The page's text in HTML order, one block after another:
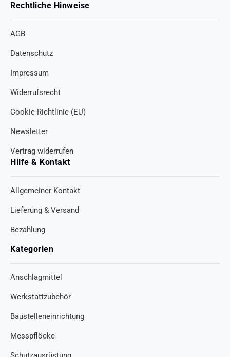
Rechtliche Hinweise
AGB
Datenschutz
Impressum
Widerrufsrecht
Cookie-Richtlinie (EU)
Newsletter
Vertrag widerrufen
Hilfe & Kontakt
Allgemeiner Kontakt
Lieferung & Versand
Bezahlung
Kategorien
Anschlagmittel
Werkstattzubehör
Baustelleneinrichtung
Messpflöcke